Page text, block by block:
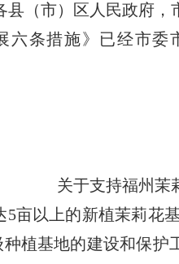
（市）区人民政府
六条措施》已经市委
关于支持福州茉
5亩以上的新植茉莉花
植基地的建设和保护